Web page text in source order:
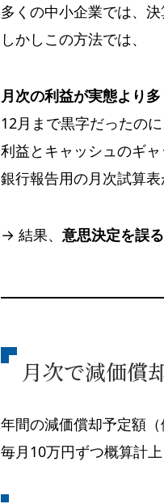
多くの中小企業では、
しかしこの方法では、
月次の利益が実態より
12月まで黒字だったの
利益とキャッシュのギ
銀行報告用の月次試算表
→ 結果、 意思決定を誤
月次で減価償
年間の減価償却予定額（
毎月10万円ずつ概算計上